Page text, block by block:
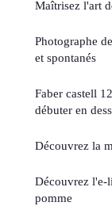
Maîtrisez l'art
Photographe
et spontanés
Faber castell
débuter en
Découvrez la
Découvrez l'e-
pomme